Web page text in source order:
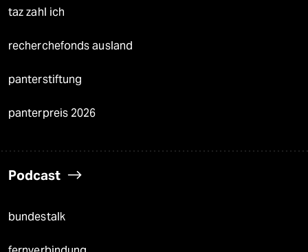
taz zahl ich
recherchefonds ausland
panterstiftung
panterpreis 2026
Podcast
bundestalk